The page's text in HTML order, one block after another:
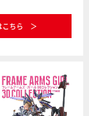
こちら